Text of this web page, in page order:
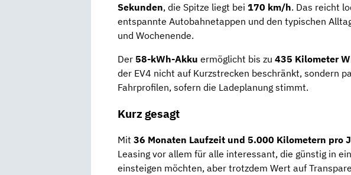
Sekunden, die Spitze liegt bei 170 km/h. Das reicht
entspannte Autobahnetappen und den typischen
und Wochenende.
Der 58-kWh-Akku ermöglicht bis zu 435 Kilometer
der EV4 nicht auf Kurzstrecken beschränkt, sondern
Fahrprofilen, sofern die Ladeplanung stimmt.
Kurz gesagt
Mit 36 Monaten Laufzeit und 5.000 Kilometern pro
Leasing vor allem für alle interessant, die günstig in
einsteigen möchten, aber trotzdem Wert auf